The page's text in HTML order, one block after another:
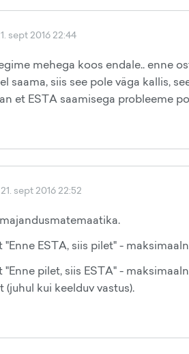
sept 2016 22:44
mehega koos endale.. enne
saama, siis see pole väga kallis,
et ESTA saamisega probleeme
21. sept 2016 22:52
"Enne ESTA, siis pilet" -
"Enne pilet, siis ESTA" -
(juhul kui keelduv vastus).